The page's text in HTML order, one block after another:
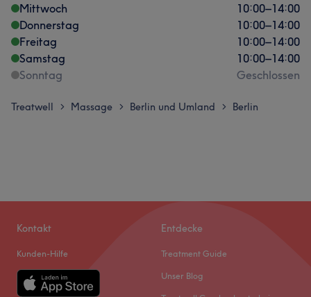
Mittwoch
10:00–14:00
Donnerstag
10:00–14:00
Freitag
10:00–14:00
Samstag
10:00–14:00
Sonntag
Geschlossen
Treatwell > Massage > Berlin und Umland > Berlin
Kontakt
Kunden-Hilfe
Entdecke
Treatment Guide
Unser Blog